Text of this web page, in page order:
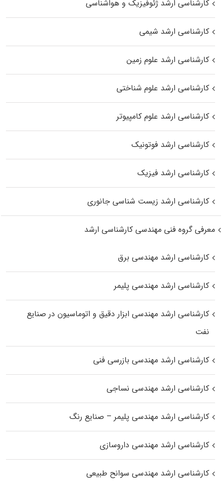
کارشناسی ارشد ژئوفیزیک و هواشناسی
کارشناسی ارشد شیمی
کارشناسی ارشد علوم زمین
کارشناسی ارشد علوم شناختی
کارشناسی ارشد علوم کامپیوتر
کارشناسی ارشد فوتونیک
کارشناسی ارشد فیزیک
کارشناسی ارشد زیست‌ شناسی جانوری
معرفی گروه فنی مهندسی کارشناسی ارشد
کارشناسی ارشد مهندسی برق
کارشناسی ارشد مهندسی پلیمر
کارشناسی ارشد مهندسی ابزار دقیق و اتوماسیون در صنایع
نفت
کارشناسی ارشد مهندسی بازرسی فنی
کارشناسی ارشد مهندسی نساجی
کارشناسی ارشد مهندسی پلیمر – صنایع رنگ
کارشناسی ارشد مهندسی داروسازی
کارشناسی ارشد مهندسی سوانح طبیعی